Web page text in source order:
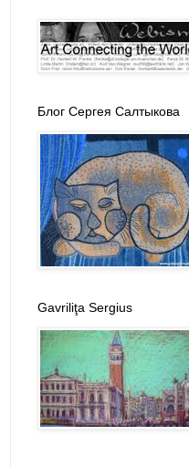
Блог Сергея Салтыкова
Gavriliţa Sergius